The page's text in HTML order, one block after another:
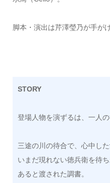
脚本・演出は芹澤瑩乃が手がけ
STORY
登場人物を演ずるは、一人の
三途の川の待合で、心中し
いまだ現れない徳兵衛を待
あると渡された調書。